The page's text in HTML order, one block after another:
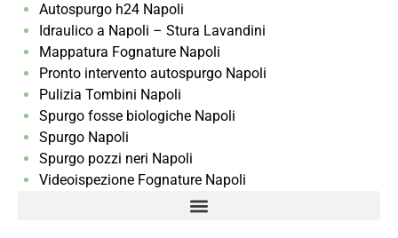
Autospurgo h24 Napoli
Idraulico a Napoli – Stura Lavandini
Mappatura Fognature Napoli
Pronto intervento autospurgo Napoli
Pulizia Tombini Napoli
Spurgo fosse biologiche Napoli
Spurgo Napoli
Spurgo pozzi neri Napoli
Videoispezione Fognature Napoli